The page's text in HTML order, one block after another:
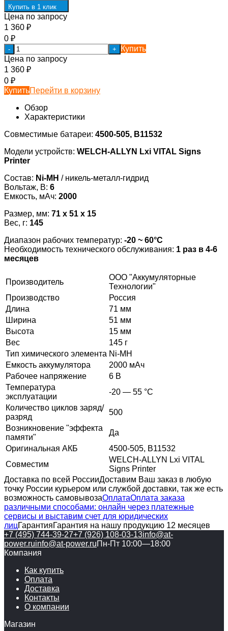
Купить в 1 клик
Цена по запросу
1 360 ₽
0 ₽
- +
Купить
Цена по запросу
1 360 ₽
0 ₽
КупитьПерейти в корзину
Обзор
Характеристики
Совместимые батареи: 4500-505, B11532
Модели устройств: WELCH-ALLYN Lxi VITAL Signs
Printer
Состав: Ni-MH / никель-металл-гидрид
Вольтаж, В: 6
Емкость, мАч: 2000
Размер, мм: 71 x 51 x 15
Вес, г: 145
Диапазон рабочих температур: -20 ~ 60°С
Необходимость технического обслуживания: 1 раз в 4-6
месяцев
Производитель
ООО "Аккумуляторные
Технологии"
Производство
Россия
Длина
71 мм
Ширина
51 мм
Высота
15 мм
Вес
145 г
Тип химического элемента Ni-MH
Емкость аккумулятора
2000 мАч
Рабочее напряжение
6 В
Температура
эксплуатации
-20 — 55 °C
Количество циклов заряд/
разряд
500
Возникновение "эффекта
памяти"
Да
Оригинальная АКБ
4500-505, B11532
Совместим
WELCH-ALLYN Lxi VITAL
Signs Printer
Доставка по всей РоссииДоставим Ваш заказ в любую
точку России курьером или службой доставки, так же есть
возможность самовывозаОплатаОплата заказа
различными способами: онлайн через платежные
сервисы и выставим счет для юридических
лицГарантияГарантия на нашу продукцию 12 месяцев
+7 (495) 744-39-27+7 (926) 108-03-13info@at-
power.ruinfo@at-power.ruПн-Пт 10:00—18:00
Компания
Как купить
Оплата
Доставка
Контакты
О компании
Магазин